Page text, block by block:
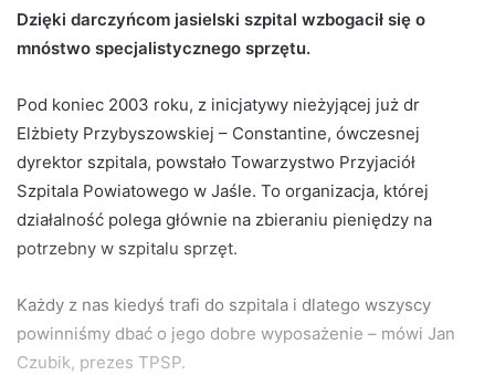
d
a
a
i
l
Dzięki darczyńcom jasielski szpital wzbogacił się o
mnóstwo specjalistycznego sprzętu.
Pod koniec 2003 roku, z inicjatywy nieżyjącej już dr
Elżbiety Przybyszowskiej – Constantine, ówczesnej
dyrektor szpitala, powstało Towarzystwo Przyjaciół
Szpitala Powiatowego w Jaśle. To organizacja, której
działalność polega głównie na zbieraniu pieniędzy na
potrzebny w szpitalu sprzęt.
Każdy z nas kiedyś trafi do szpitala i dlatego wszyscy
powinniśmy dbać o jego dobre wyposażenie – mówi Jan
Czubik, prezes TPSP.